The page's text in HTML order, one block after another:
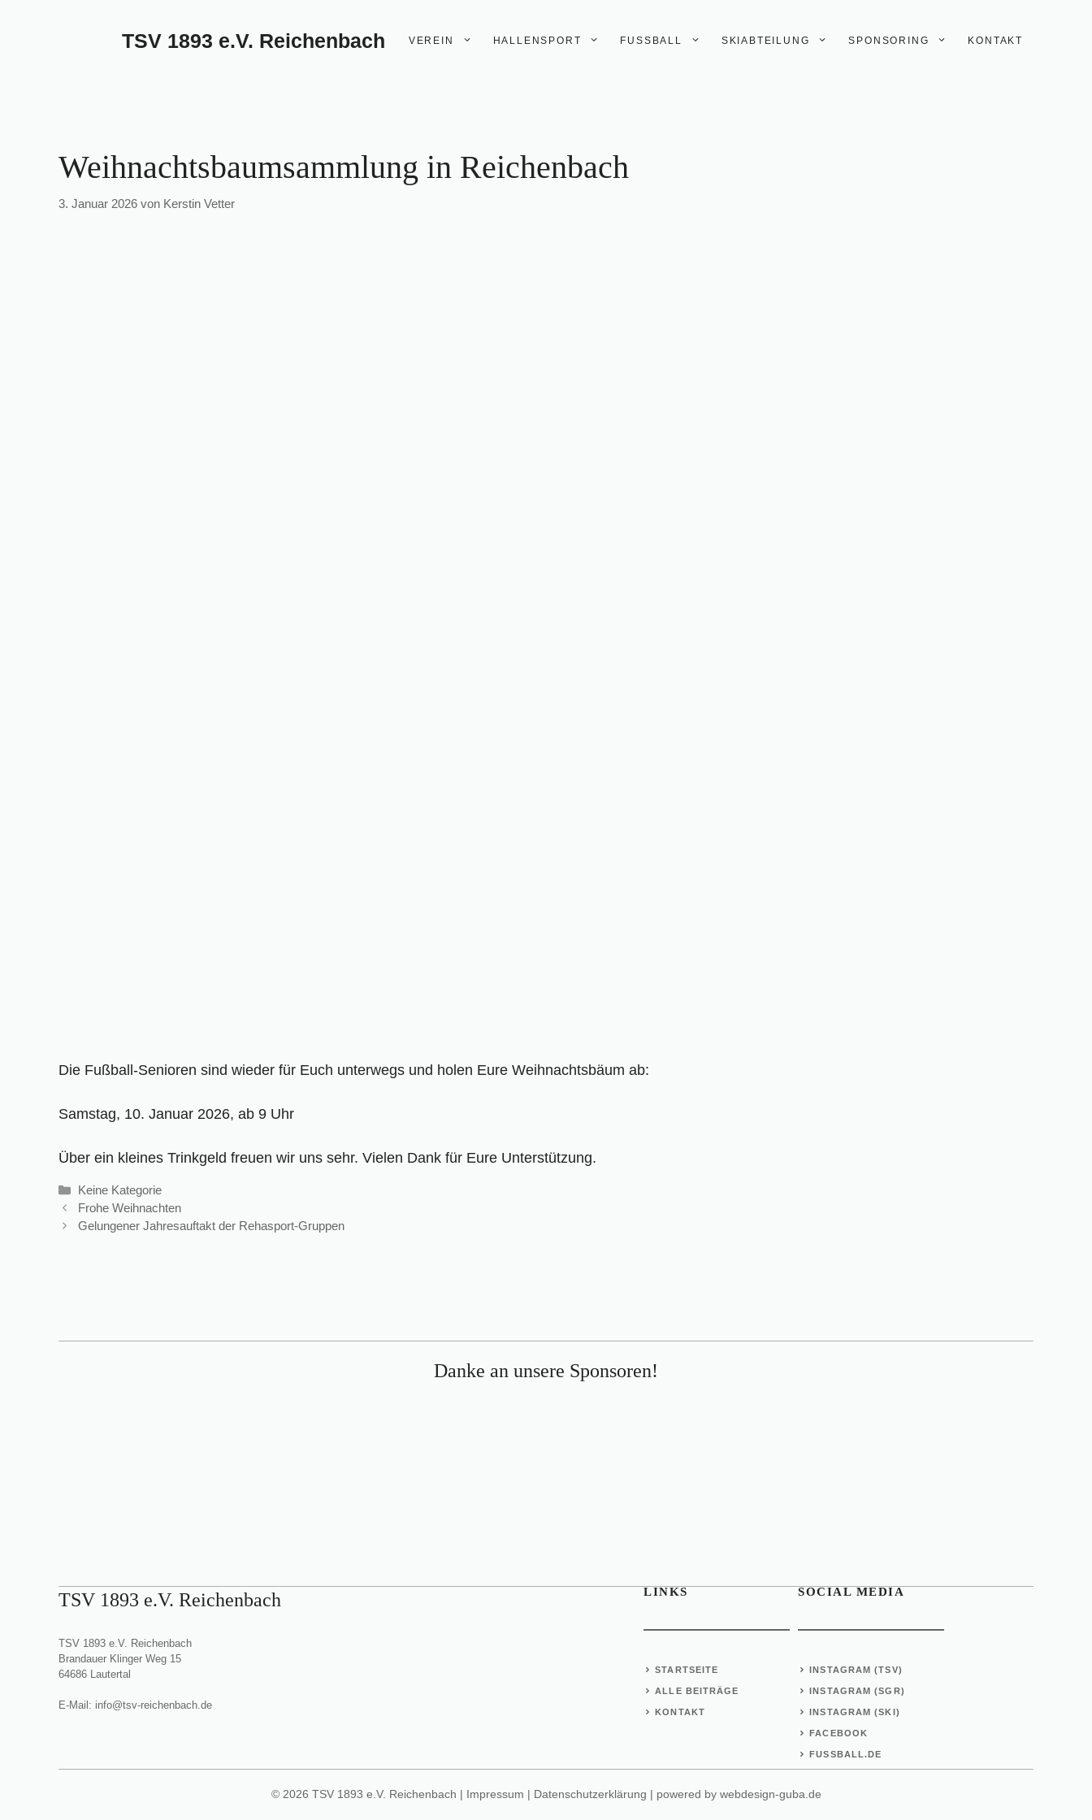
TSV 1893 e.V. Reichenbach VEREIN HALLENSPORT FUSSBALL SKIABTEILUNG SPONSORING KONTAKT
Weihnachtsbaumsammlung in Reichenbach
3. Januar 2026 von Kerstin Vetter
Die Fußball-Senioren sind wieder für Euch unterwegs und holen Eure Weihnachtsbäum ab:
Samstag, 10. Januar 2026, ab 9 Uhr
Über ein kleines Trinkgeld freuen wir uns sehr. Vielen Dank für Eure Unterstützung.
Kategorien
Keine Kategorie
Frohe Weihnachten
Gelungener Jahresauftakt der Rehasport-Gruppen
Danke an unsere Sponsoren!
TSV 1893 e.V. Reichenbach
TSV 1893 e.V. Reichenbach
Brandauer Klinger Weg 15
64686 Lautertal
E-Mail: info@tsv-reichenbach.de
LINKS
STARTSEITE
ALLE BEITRÄGE
KONTAKT
SOCIAL MEDIA
INSTAGRAM (TSV)
INSTAGRAM (SGR)
INSTAGRAM (SKI)
FACEBOOK
FUSSBALL.DE
© 2026 TSV 1893 e.V. Reichenbach | Impressum | Datenschutzerklärung | powered by webdesign-guba.de